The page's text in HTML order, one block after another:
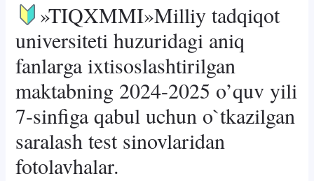
»TIQXMMI»Milliy tadqiqot
universiteti huzuridagi aniq
fanlarga ixtisoslashtirilgan
maktabning 2024-2025 o’quv yili
7-sinfiga qabul uchun o`tkazilgan
saralash test sinovlaridan
fotolavhalar.